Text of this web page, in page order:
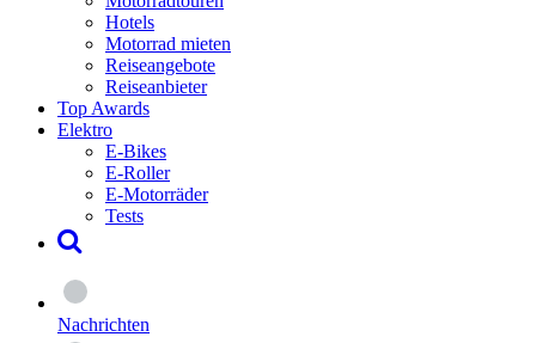
Hotels
Motorrad mieten
Reiseangebote
Reiseanbieter
Top Awards
Elektro
E-Bikes
E-Roller
E-Motorräder
Tests
Nachrichten